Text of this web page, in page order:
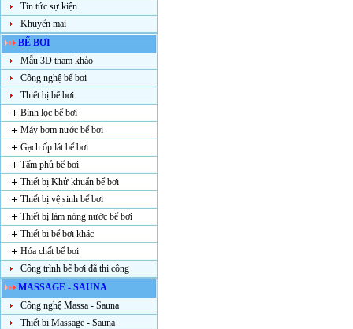
Tin tức sự kiện
Khuyến mại
BỂ BƠI
Mẫu 3D tham khảo
Công nghệ bể bơi
Thiết bị bể bơi
Bình lọc bể bơi
Máy bơm nước bể bơi
Gạch ốp lát bể bơi
Tấm phủ bể bơi
Thiết bị Khử khuẩn bể bơi
Thiết bị vệ sinh bể bơi
Thiết bị làm nóng nước bể bơi
Thiết bị bể bơi khác
Hóa chất bể bơi
Công trình bể bơi đã thi công
MASSAGE - SAUNA
Công nghệ Massa - Sauna
Thiết bị Massage - Sauna